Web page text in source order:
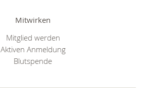
Mitwirken
Mitglied werden
Aktiven Anmeldung
Blutspende